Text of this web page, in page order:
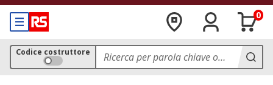
0
Codice costruttore